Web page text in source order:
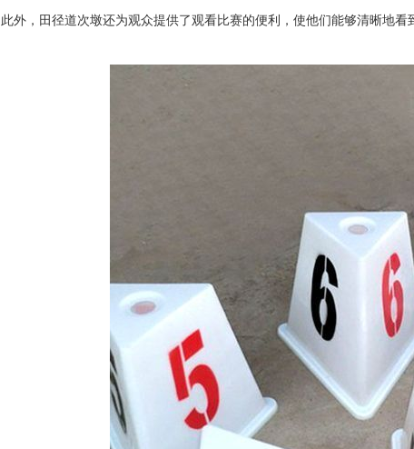
此外，田径道次墩还为观众提供了观看比赛的便利，使他们能够清晰地看